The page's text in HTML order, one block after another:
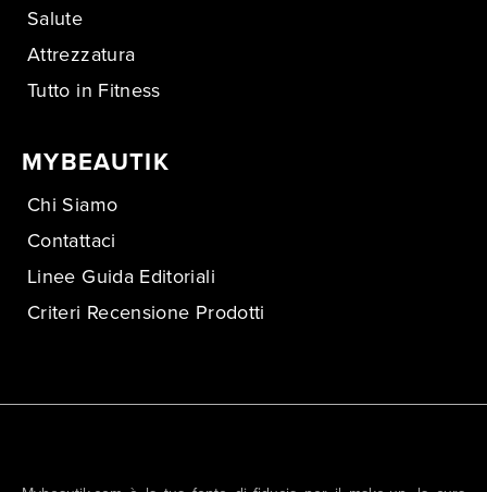
Salute
Attrezzatura
Tutto in Fitness
MYBEAUTIK
Chi Siamo
Contattaci
Linee Guida Editoriali
Criteri Recensione Prodotti